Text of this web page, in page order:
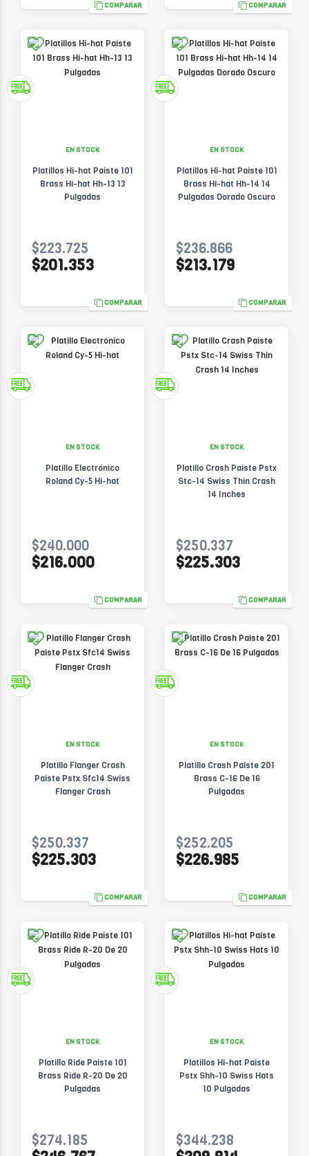
COMPARAR COMPARAR
EN STOCK
Platillos Hi-hat Paiste 101
Brass Hi-hat Hh-13 13
Pulgadas
$223.725
$201.353
COMPARAR
EN STOCK
Platillos Hi-hat Paiste 101
Brass Hi-hat Hh-14 14
Pulgadas Dorado Oscuro
$236.866
$213.179
COMPARAR
EN STOCK
Platillo Electrónico
Roland Cy-5 Hi-hat
$240.000
$216.000
COMPARAR
EN STOCK
Platillo Crash Paiste Pstx
Stc-14 Swiss Thin Crash
14 Inches
$250.337
$225.303
COMPARAR
EN STOCK
Platillo Flanger Crash
Paiste Pstx Sfc14 Swiss
Flanger Crash
$250.337
$225.303
COMPARAR
EN STOCK
Platillo Crash Paiste 201
Brass C-16 De 16
Pulgadas
$252.205
$226.985
COMPARAR
EN STOCK
Platillo Ride Paiste 101
Brass Ride R-20 De 20
Pulgadas
$274.185
EN STOCK
Platillos Hi-hat Paiste
Pstx Shh-10 Swiss Hats
10 Pulgadas
$344.238